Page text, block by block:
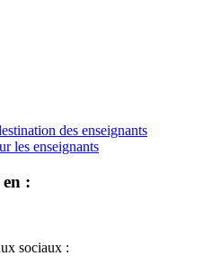
des enseignants
les enseignants
:
sociaux :